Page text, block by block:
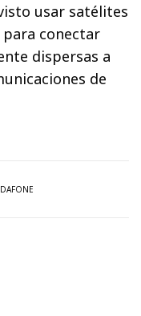
usar satélites
conectar
dispersas a
de